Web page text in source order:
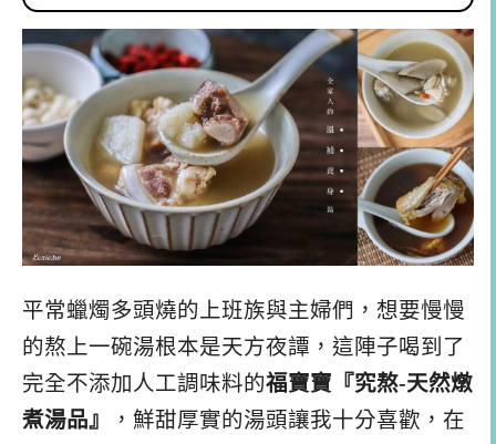
平常蠟燭多頭燒的上班族與主婦們，想要慢慢
的熬上一碗湯根本是天方夜譚，這陣子喝到了
完全不添加人工調味料的福寶寶『究熬-天然燉
煮湯品』
，鮮甜厚實的湯頭讓我十分喜歡，在